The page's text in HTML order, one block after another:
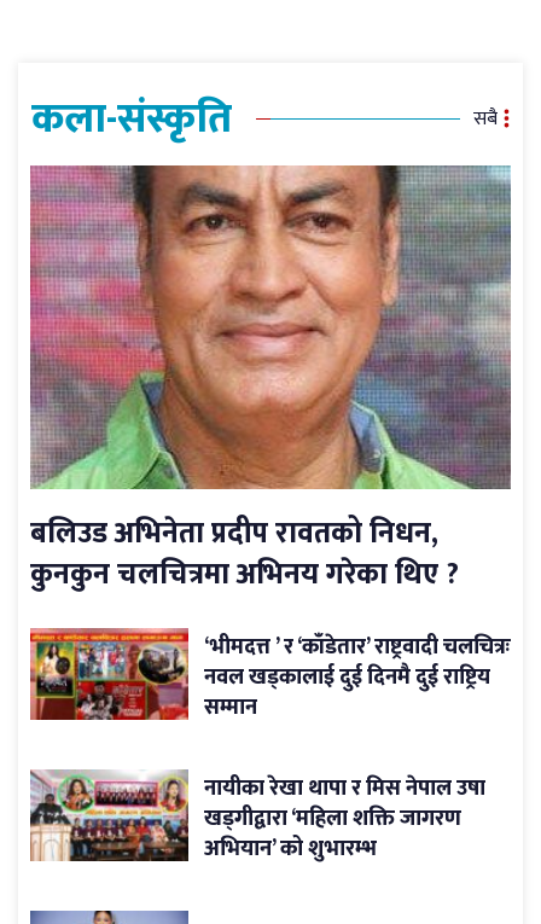
कला-संस्कृति सबै
बलिउड अभिनेता प्रदीप रावतको निधन,
कुनकुन चलचित्रमा अभिनय गरेका थिए ?
‘भीमदत्त ’ र ‘काँडेतार’ राष्ट्रवादी चलचित्रः
नवल खड्कालाई दुई दिनमै दुई राष्ट्रिय
सम्मान
नायीका रेखा थापा र मिस नेपाल उषा
खड्गीद्वारा ‘महिला शक्ति जागरण
अभियान’ को शुभारम्भ